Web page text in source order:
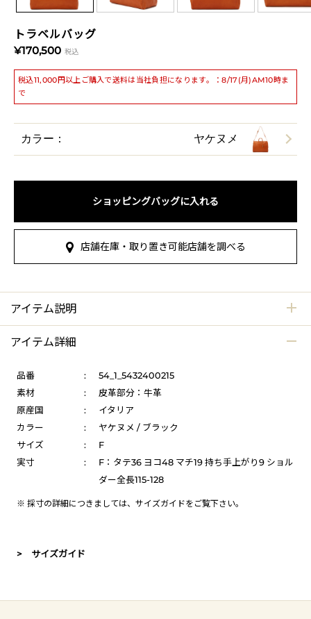
トラベルバッグ
¥170,500 税込
税込11,000円以上ご購入で送料は当社負担になります。：8/17(月)AM10時ま
で
カラー： ヤケヌメ
ショッピングバッグに入れる
店舗在庫・取り置き可能店舗を調べる
アイテム説明
アイテム詳細
品番 :
54_1_5432400215
素材
:
皮革部分：牛革
原産国
:
イタリア
カラー
:
ヤケヌメ / ブラック
サイズ
:
F
実寸
:
F：タテ36 ヨコ48 マチ19 持ち手上がり9 ショル
ダー全長115-128
※ 採寸の詳細につきましては、 サイズガイドをご覧下さい。
> サイズガイド